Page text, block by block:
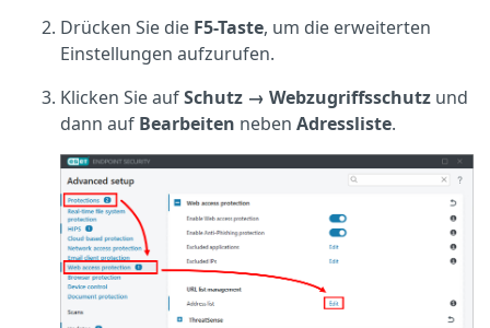
Drücken Sie die F5-Taste, um die erweiterten
Einstellungen aufzurufen.
Klicken Sie aufSchutz → Webzugriffsschutz und
dann auf Bearbeiten neben Adressliste.